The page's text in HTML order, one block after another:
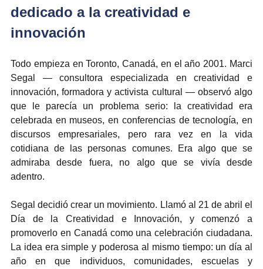
dedicado a la creatividad e
innovación
Todo empieza en Toronto, Canadá, en el año 2001. Marci
Segal — consultora especializada en creatividad e
innovación, formadora y activista cultural — observó algo
que le parecía un problema serio: la creatividad era
celebrada en museos, en conferencias de tecnología, en
discursos empresariales, pero rara vez en la vida
cotidiana de las personas comunes. Era algo que se
admiraba desde fuera, no algo que se vivía desde
adentro.
Segal decidió crear un movimiento. Llamó al 21 de abril el
Día de la Creatividad e Innovación, y comenzó a
promoverlo en Canadá como una celebración ciudadana.
La idea era simple y poderosa al mismo tiempo: un día al
año en que individuos, comunidades, escuelas y